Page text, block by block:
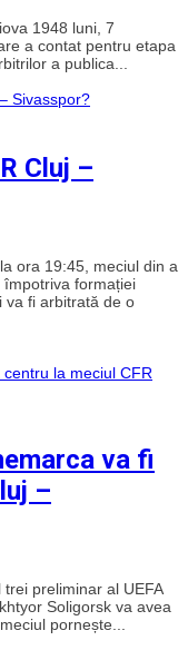
1948 luni, 7
a contat pentru etapa
a publica...
Cluj –
ora 19:45, meciul din a
formației
va fi arbitrată de o
va fi
–
preliminar al UEFA
Soligorsk va avea
pornește...